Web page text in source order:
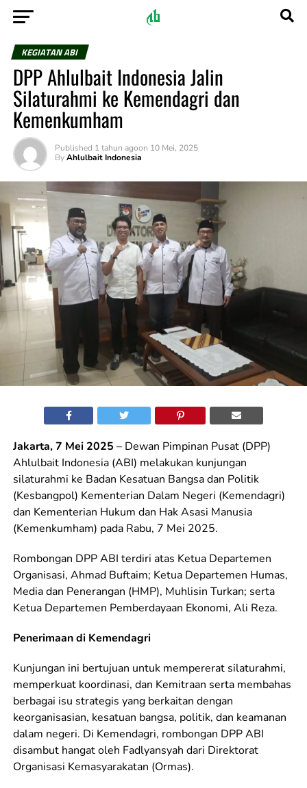
KEGIATAN ABI
DPP Ahlulbait Indonesia Jalin
Silaturahmi ke Kemendagri dan
Kemenkumham
Published 1 tahun agoon 10 Mei, 2025
By Ahlulbait Indonesia
Jakarta, 7 Mei 2025 – Dewan Pimpinan Pusat (DPP)
Ahlulbait Indonesia (ABI) melakukan kunjungan
silaturahmi ke Badan Kesatuan Bangsa dan Politik
(Kesbangpol) Kementerian Dalam Negeri (Kemendagri)
dan Kementerian Hukum dan Hak Asasi Manusia
(Kemenkumham) pada Rabu, 7 Mei 2025.
Rombongan DPP ABI terdiri atas Ketua Departemen
Organisasi, Ahmad Buftaim; Ketua Departemen Humas,
Media dan Penerangan (HMP), Muhlisin Turkan; serta
Ketua Departemen Pemberdayaan Ekonomi, Ali Reza.
Penerimaan di Kemendagri
Kunjungan ini bertujuan untuk mempererat silaturahmi,
memperkuat koordinasi, dan Kemitraan serta membahas
berbagai isu strategis yang berkaitan dengan
keorganisasian, kesatuan bangsa, politik, dan keamanan
dalam negeri. Di Kemendagri, rombongan DPP ABI
disambut hangat oleh Fadlyansyah dari Direktorat
Organisasi Kemasyarakatan (Ormas).